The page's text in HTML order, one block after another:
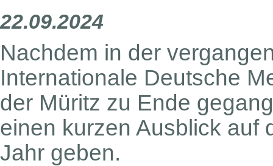
22.09.2024
Nachdem in der
Internationale Deutsche
der Müritz zu Ende
einen kurzen Ausblick auf
Jahr geben.